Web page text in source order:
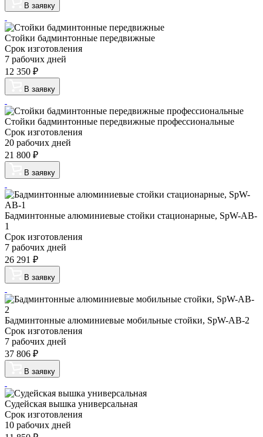
В заявку
Стойки бадминтонные передвижные
Срок изготовления
7 рабочих дней
12 350 ₽
В заявку
Стойки бадминтонные передвижные профессиональные
Срок изготовления
20 рабочих дней
21 800 ₽
В заявку
Бадминтонные алюминиевые стойки стационарные, SpW-AB-
1
Срок изготовления
7 рабочих дней
26 291 ₽
В заявку
Бадминтонные алюминиевые мобильные стойки, SpW-AB-2
Срок изготовления
7 рабочих дней
37 806 ₽
В заявку
Судейская вышка универсальная
Срок изготовления
10 рабочих дней